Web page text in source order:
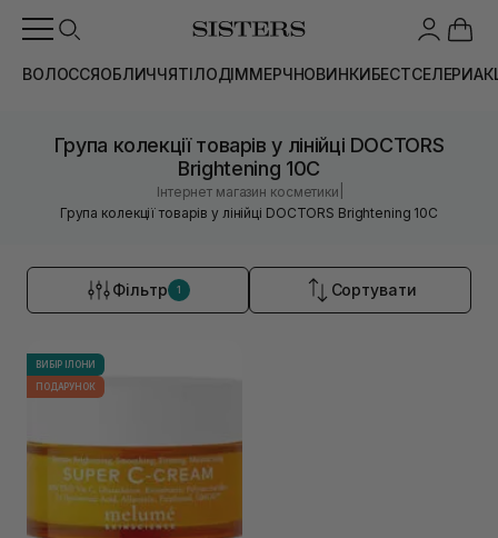
ВОЛОССЯОБЛИЧЧЯТІЛОДІММЕРЧНОВИНКИБЕСТСЕЛЕРИ
Група колекції товарів у лінійці DOCTORS
Brightening 10C
Інтернет магазин косметики
Група колекції товарів у лінійці DOCTORS Brightening 10C
Фільтр 1 Сортувати
ВИБІР ІЛОНИ
ПОДАРУНОК